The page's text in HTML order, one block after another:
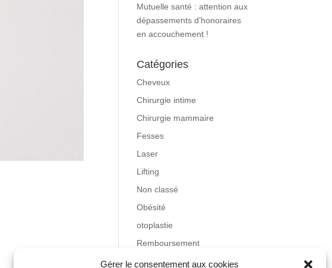
Gérer le consentement aux cookies
Mutuelle santé : attention aux
dépassements d’honoraires
en accouchement !
Catégories
Cheveux
Chirurgie intime
Chirurgie mammaire
Fesses
Laser
Lifting
Non classé
Obésité
otoplastie
Remboursement
Rhinoplastie